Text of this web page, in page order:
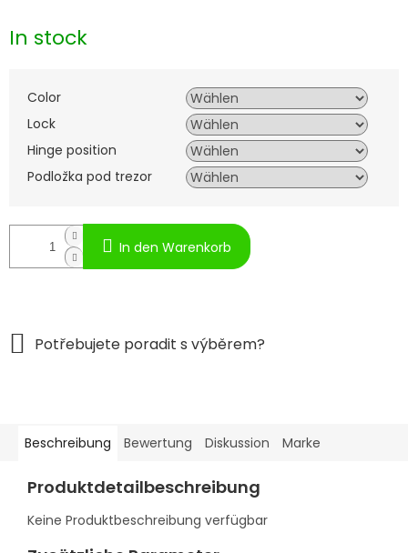
In stock
Color
Lock
Hinge position
Podložka pod trezor
In den Warenkorb
Beschreibung Bewertung Diskussion Marke
Produktdetailbeschreibung
Keine Produktbeschreibung verfügbar